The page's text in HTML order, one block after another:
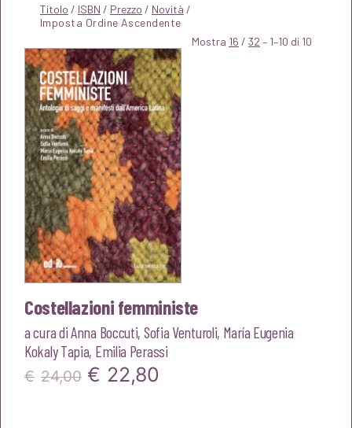
Titolo / ISBN / Prezzo / Novità /
Mostra 16 / 32 – 1–10 di 10
Costellazioni femministe
a cura diAnna Boccuti, Sofia Venturoli, María Eugenia
Kokaly Tapia, Emilia Perassi
€ 24,00 Il
€ 22,80